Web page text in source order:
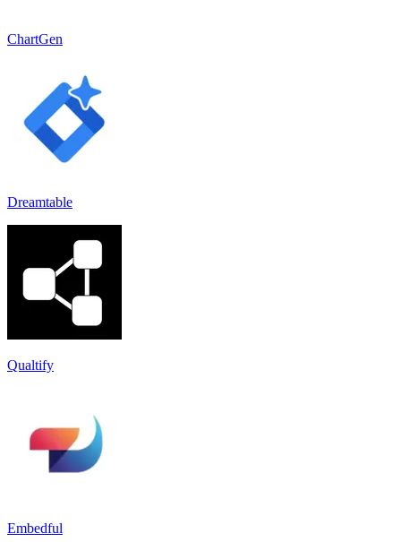
ChartGen
Dreamtable
Qualtify
Embedful